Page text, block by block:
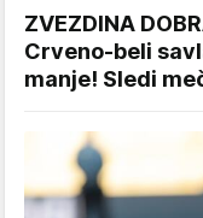
ZVEZDINA
Crveno-beli
manje! Sledi